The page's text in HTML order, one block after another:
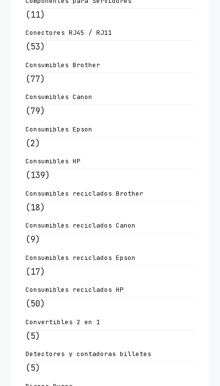
(11)
Conectores RJ45 / RJ11
(53)
Consumibles Brother
(77)
Consumibles Canon
(79)
Consumibles Epson
(2)
Consumibles HP
(139)
Consumibles reciclados Brother
(18)
Consumibles reciclados Canon
(9)
Consumibles reciclados Epson
(17)
Consumibles reciclados HP
(50)
Convertibles 2 en 1
(5)
Detectores y contadoras billetes
(5)